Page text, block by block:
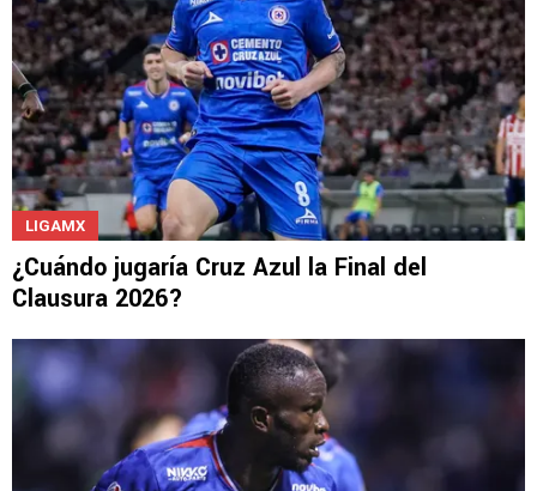
¿Cuándo jugaría Cruz Azul la Final del
Clausura 2026?